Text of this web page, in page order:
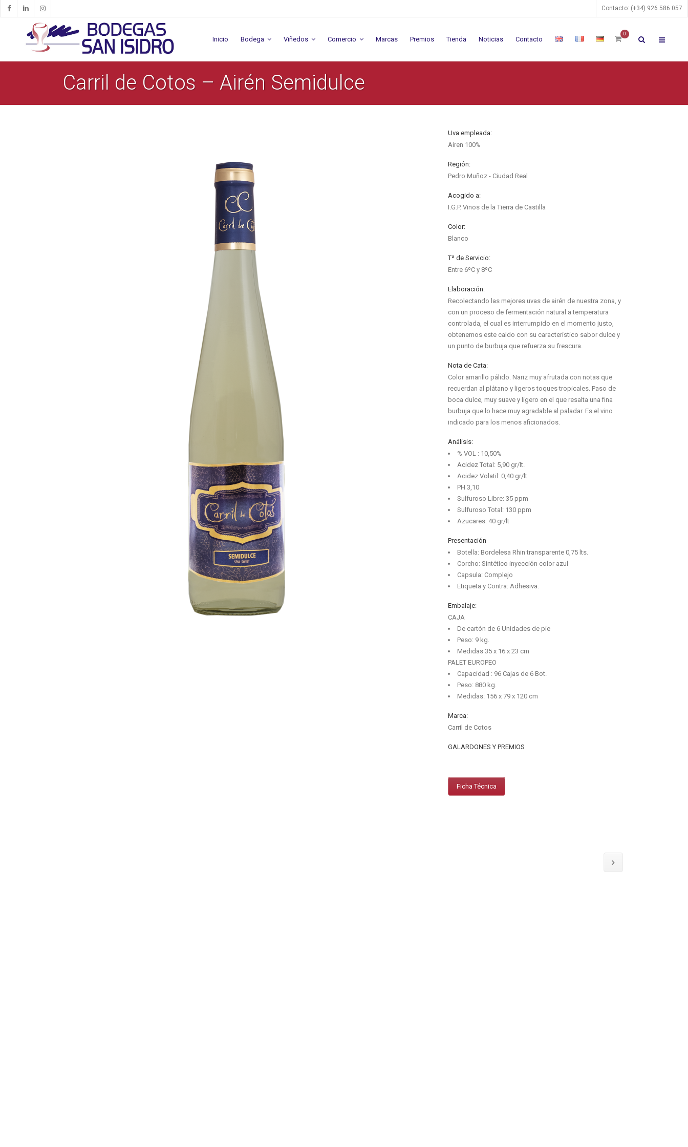
Contacto: (+34) 926 586 057
0
Inicio Bodega Viñedos Comercio Marcas Premios Tienda Noticias Contacto
Carril de Cotos – Airén Semidulce
Uva empleada:
Airen 100%
Región:
Pedro Muñoz - Ciudad Real
Acogido a:
I.G.P. Vinos de la Tierra de Castilla
Color:
Blanco
Tª de Servicio:
Entre 6ºC y 8ºC
Elaboración:
Recolectando las mejores uvas de airén de nuestra zona, y
con un proceso de fermentación natural a temperatura
controlada, el cual es interrumpido en el momento justo,
obtenemos este caldo con su característico sabor dulce y
un punto de burbuja que refuerza su frescura.
Nota de Cata:
Color amarillo pálido. Nariz muy afrutada con notas que
recuerdan al plátano y ligeros toques tropicales. Paso de
boca dulce, muy suave y ligero en el que resalta una fina
burbuja que lo hace muy agradable al paladar. Es el vino
indicado para los menos aficionados.
Análisis:
% VOL : 10,50%
Acidez Total: 5,90 gr/lt.
Acidez Volatil: 0,40 gr/lt.
PH 3,10
Sulfuroso Libre: 35 ppm
Sulfuroso Total: 130 ppm
Azucares: 40 gr/lt
Presentación
Botella: Bordelesa Rhin transparente 0,75 lts.
Corcho: Sintético inyección color azul
Capsula: Complejo
Etiqueta y Contra: Adhesiva.
Embalaje:
CAJA
De cartón de 6 Unidades de pie
Peso: 9 kg.
Medidas 35 x 16 x 23 cm
PALET EUROPEO
Capacidad : 96 Cajas de 6 Bot.
Peso: 880 kg.
Medidas: 156 x 79 x 120 cm
Marca:
Carril de Cotos
GALARDONES Y PREMIOS
Ficha Técnica
Últimas Noticias